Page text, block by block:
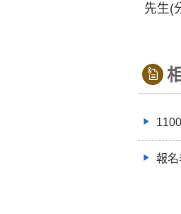
先生(
報名